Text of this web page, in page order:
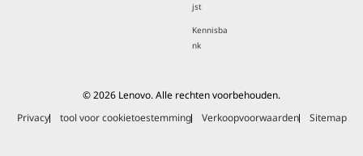
jst
Kennisba
nk
© 2026 Lenovo. Alle rechten voorbehouden.
Privacy
tool voor cookietoestemming Verkoopvoorwaarden Sitemap